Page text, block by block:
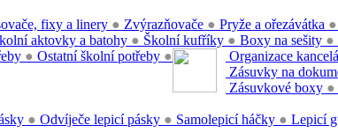
fixy a linery ● Zvýrazňovače ● Pryže a ořezávátka ●
aktovky a batohy ● Školní kufříky ● Boxy na sešity ●
● Ostatní školní potřeby ●
Organizace
Zásuvky na
Zásuvkové boxy ●
● Odvíječe lepicí pásky ● Samolepicí háčky ● Lepicí